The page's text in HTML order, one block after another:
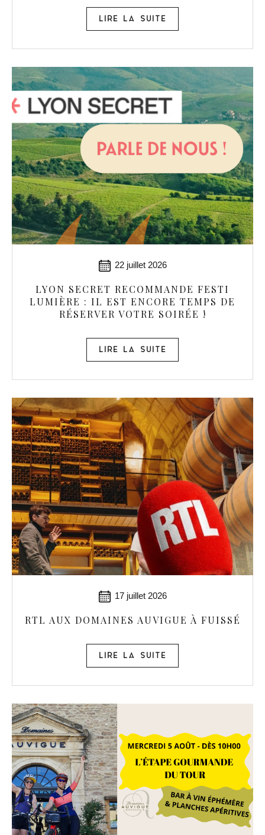
LIRE LA SUITE
22 juillet 2026
LYON SECRET RECOMMANDE FESTI
LUMIÈRE : IL EST ENCORE TEMPS DE
RÉSERVER VOTRE SOIRÉE !
LIRE LA SUITE
17 juillet 2026
RTL AUX DOMAINES AUVIGUE À FUISSÉ
LIRE LA SUITE